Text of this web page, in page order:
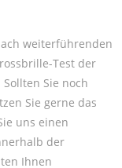
weiterführenden
Test der
Sie noch
Sie gerne das
uns einen
der
Ihnen